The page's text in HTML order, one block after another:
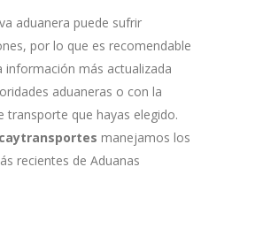
aduanera puede sufrir
por lo que es recomendable
información más actualizada
aduaneras o con la
transporte que hayas elegido.
manejamos los
recientes de Aduanas